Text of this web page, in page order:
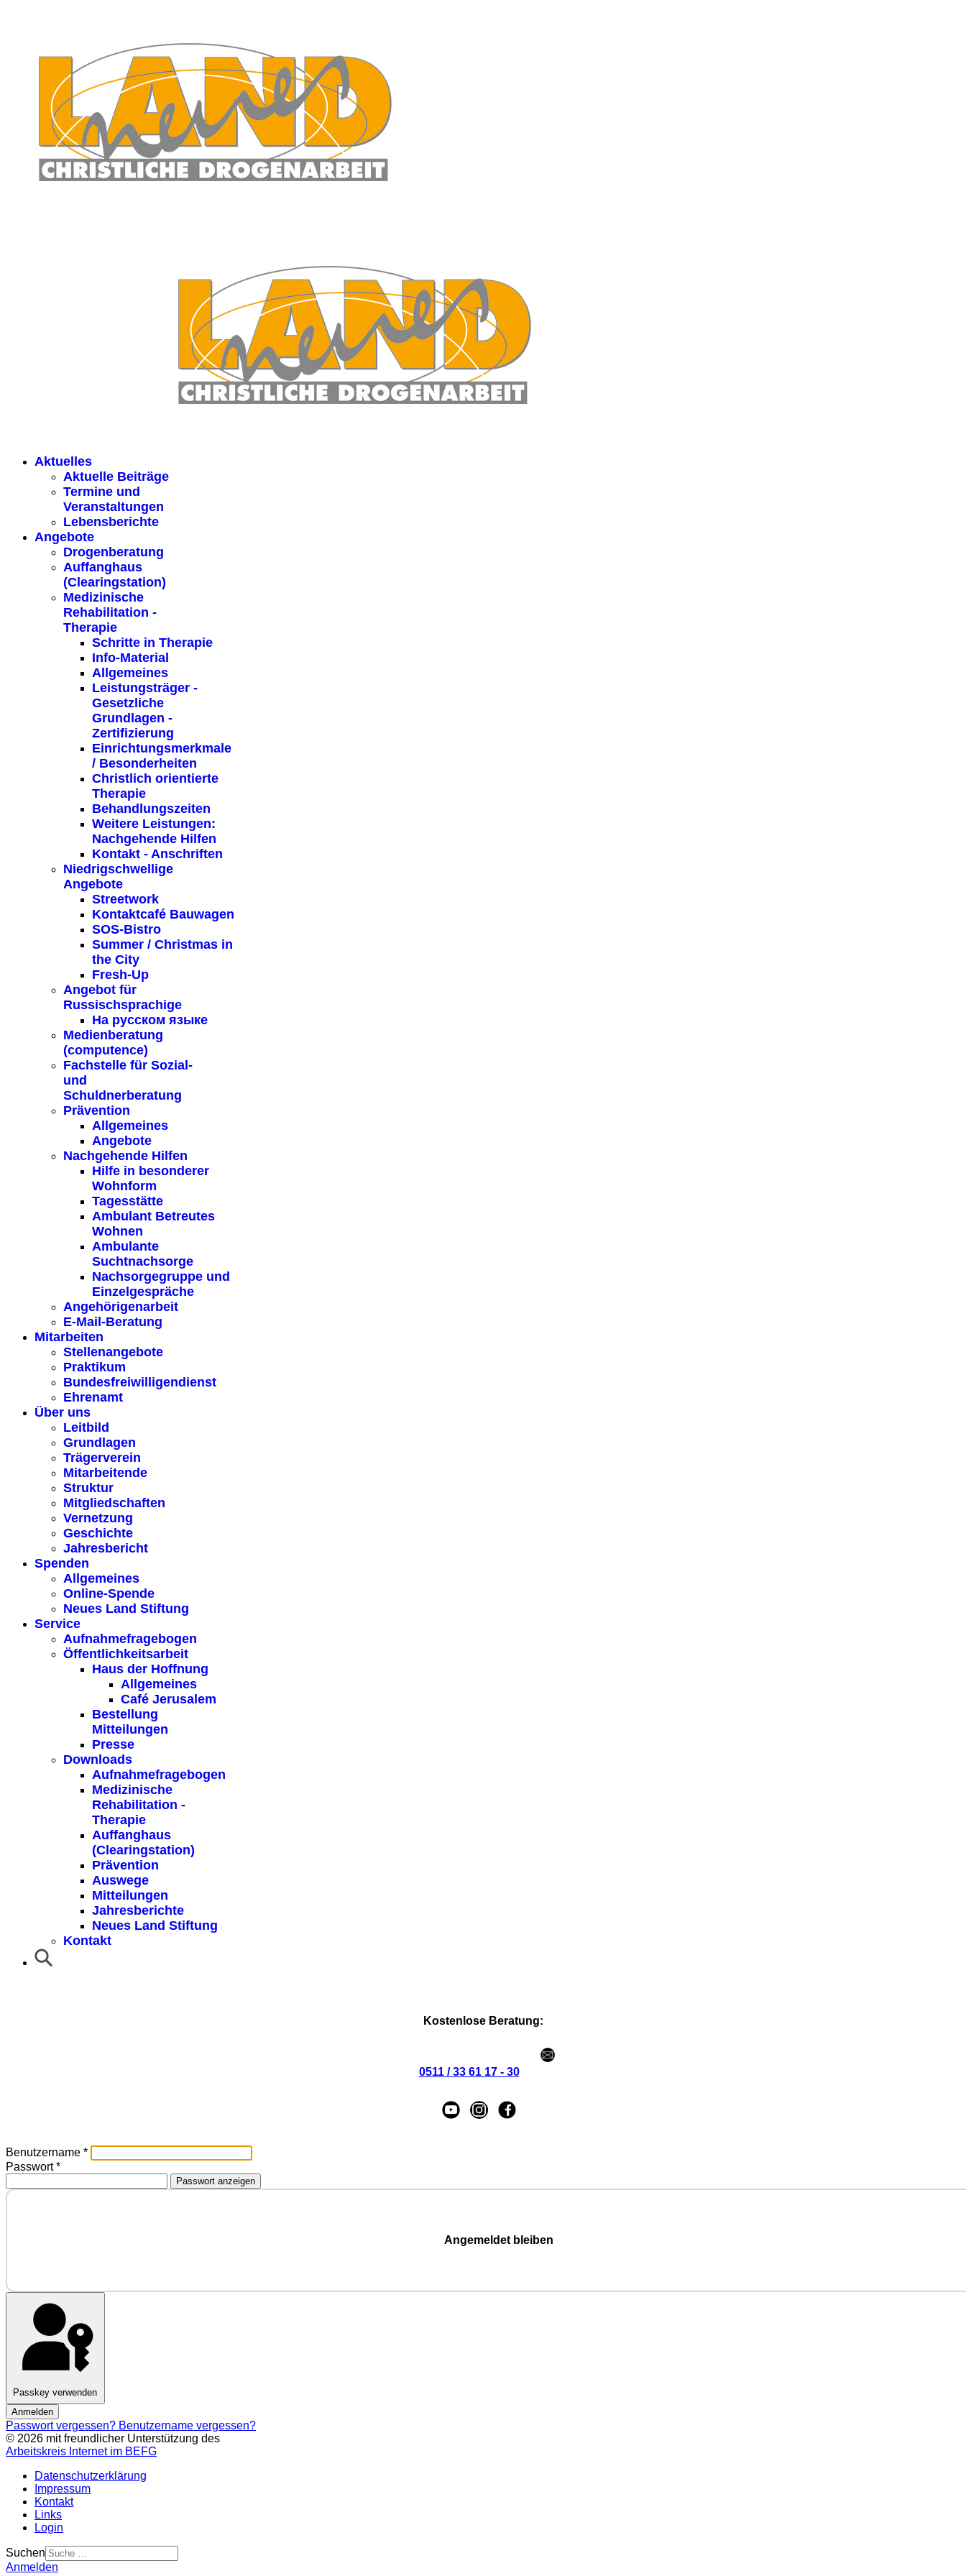
Aktuelles
Aktuelle Beiträge
Termine und
Veranstaltungen
Lebensberichte
Angebote
Drogenberatung
Auffanghaus
(Clearingstation)
Medizinische
Rehabilitation -
Therapie
Schritte in Therapie
Info-Material
Allgemeines
Leistungsträger -
Gesetzliche
Grundlagen -
Zertifizierung
Einrichtungsmerkmale
/ Besonderheiten
Christlich orientierte
Therapie
Behandlungszeiten
Weitere Leistungen:
Nachgehende Hilfen
Kontakt - Anschriften
Niedrigschwellige
Angebote
Streetwork
Kontaktcafé Bauwagen
SOS-Bistro
Summer / Christmas in
the City
Fresh-Up
Angebot für
Russischsprachige
На русском языке
Medienberatung
(computence)
Fachstelle für Sozial-
und
Schuldnerberatung
Prävention
Allgemeines
Angebote
Nachgehende Hilfen
Hilfe in besonderer
Wohnform
Tagesstätte
Ambulant Betreutes
Wohnen
Ambulante
Suchtnachsorge
Nachsorgegruppe und
Einzelgespräche
Angehörigenarbeit
E-Mail-Beratung
Mitarbeiten
Stellenangebote
Praktikum
Bundesfreiwilligendienst
Ehrenamt
Über uns
Leitbild
Grundlagen
Trägerverein
Mitarbeitende
Struktur
Mitgliedschaften
Vernetzung
Geschichte
Jahresbericht
Spenden
Allgemeines
Online-Spende
Neues Land Stiftung
Service
Aufnahmefragebogen
Öffentlichkeitsarbeit
Haus der Hoffnung
Allgemeines
Café Jerusalem
Bestellung
Mitteilungen
Presse
Downloads
Aufnahmefragebogen
Medizinische
Rehabilitation -
Therapie
Auffanghaus
(Clearingstation)
Prävention
Auswege
Mitteilungen
Jahresberichte
Neues Land Stiftung
Kontakt
Kostenlose Beratung:
0511 / 33 61 17 - 30
Benutzername *
Passwort*
Passwort anzeigen
Angemeldet bleiben
Passkey verwenden
Anmelden
Passwort vergessen? Benutzername vergessen?
© 2026 mit freundlicher Unterstützung des
Arbeitskreis Internet im BEFG
Datenschutzerklärung
Impressum
Kontakt
Links
Login
Suchen
Anmelden